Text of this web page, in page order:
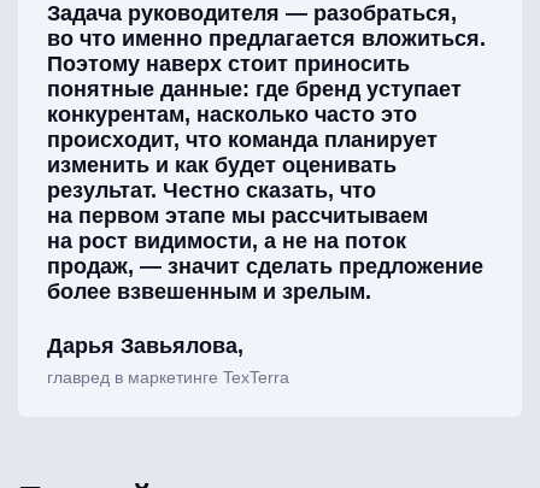
Задача руководителя — разобраться,
во что именно предлагается вложиться.
Поэтому наверх стоит приносить
понятные данные: где бренд уступает
конкурентам, насколько часто это
происходит, что команда планирует
изменить и как будет оценивать
результат. Честно сказать, что
на первом этапе мы рассчитываем
на рост видимости, а не на поток
продаж, — значит сделать предложение
более взвешенным и зрелым.
Дарья Завьялова,
главред в маркетинге TexTerra